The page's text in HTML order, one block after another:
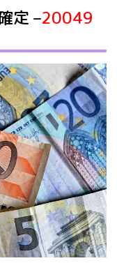
定 –20049